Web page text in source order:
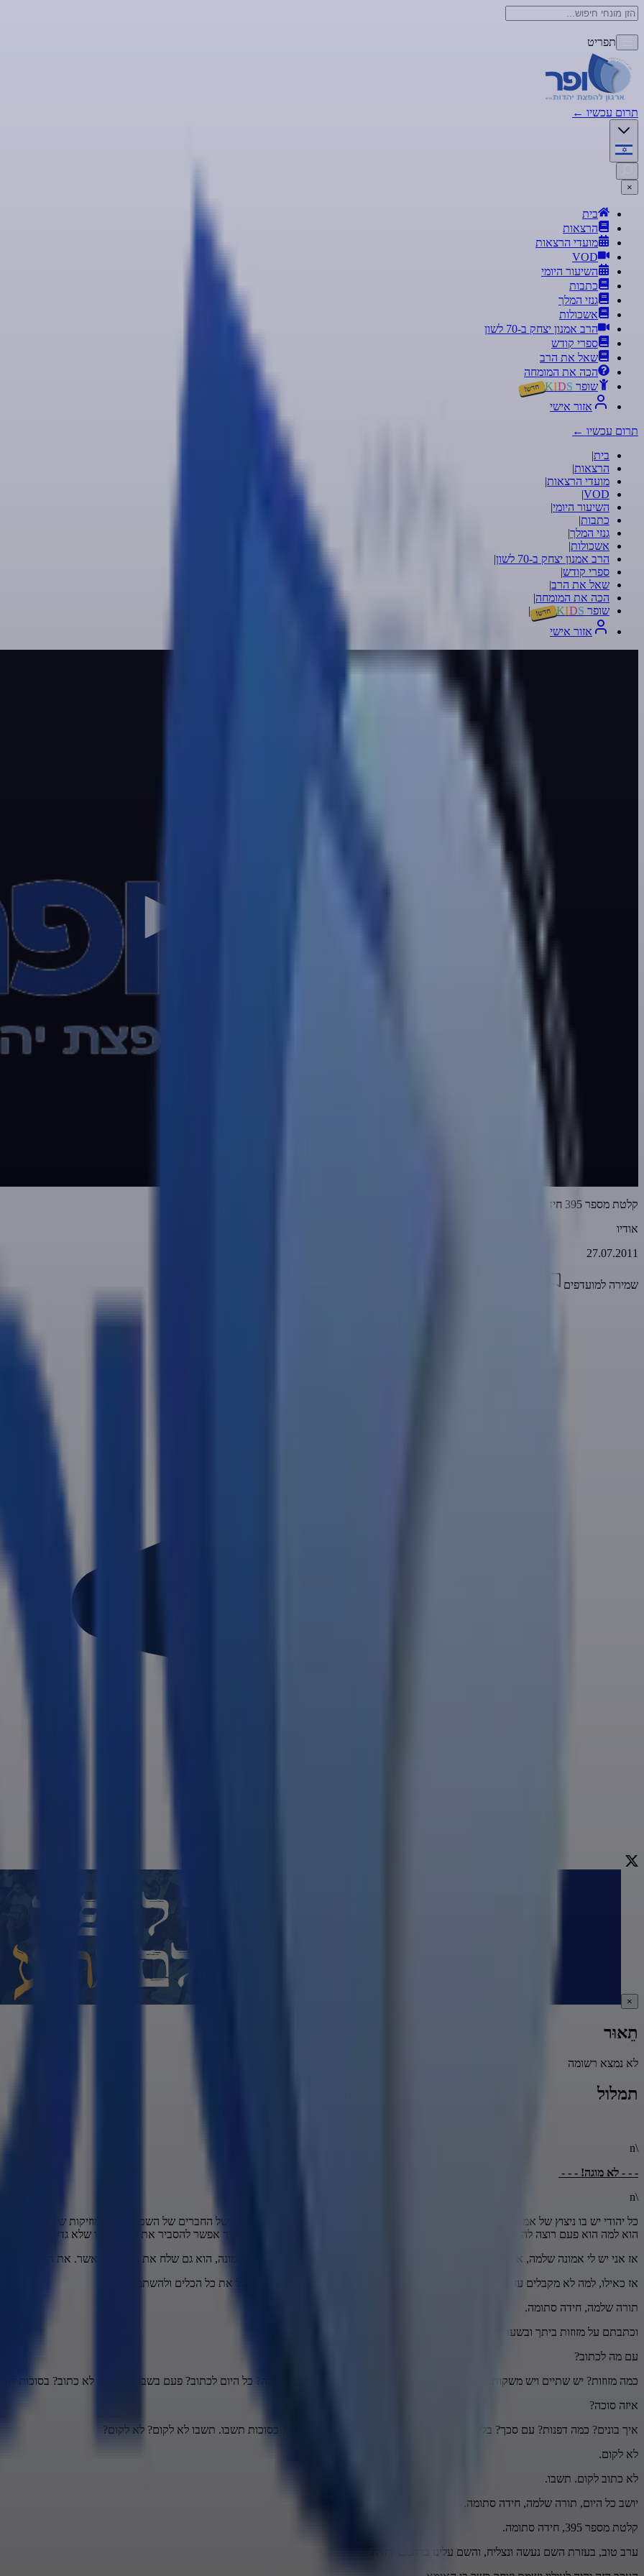
תפריט
תרום עכשיו ←
×
בית
הרצאות
מועדי הרצאות
VOD
השיעור היומי
כתבות
גנזי המלך
אשכולות
הרב אמנון יצחק ב-70 לשון
ספרי קודש
שאל את הרב
הכה את המומחה
שופר
KIDS חדש!
אזור אישי
תרום עכשיו ←
בית|
הרצאות|
מועדי הרצאות|
VOD
|
השיעור היומי|
כתבות|
גנזי המלך|
אשכולות|
הרב אמנון יצחק ב-70 לשון
|
ספרי קודש|
שאל את הרב|
הכה את המומחה|
שופר
KIDS חדש! |
אזור אישי
קלטת מספר 395 חידה סתומה
אודיו
27.07.2011
שמירה למועדפים
×
תֵאוּר
לא נמצא רשומה
תמלול
\n
- - - לא מוגה! - - -
\n
כל יהודי יש בו ניצוץ של אמת שהוא יודע מה האמת אבל הוא עטוף בקליפות של הרחוב בקליפות של החברים של השכנים של המוזיקות של הבלגנים
הוא למה הוא פעם רוצה להיות כזה פעם רוצה להיות כזאת אי אפשר לדעת מה הוא רוצה אבל איך אפשר להסביר את זה למישהו שלא גדל
אז אני יש לי אמונה שלמה, אבל בעצם, כאילו, מתי בעצם... כמו שיעקב אבינו לא רק סמך על אמונה, הוא גם שלח את הדברים לאשר. את היצר הרע
אז כאילו, למה לא מקבלים עזרה מהשם, כאילו, אם מבקשים ממנו? איך למען השם אפשר לנצל את כל הכלים ולהשתמש בהם?
תורה שלמה, חידה סתומה.
וכתבתם על מזוזות ביתך ובשעריך. מה לכתוב? כמה לכתוב? עם טוש? עם עפרות? עם עין?
עם מה לכתוב?
כמה מזוזות? יש שתיים ויש משקות. איזה מזוזה? ימנית? שמאלית? שתיהן? למעלה? למטה? כל היום לכתוב? פעם בשבוע לכתוב? לא כתוב? בסוכות
איזה סוכה?
איך בונים? כמה דפנות? עם סכך? בלי סכך. עם ניילון? עם נייר? עם מה? מתי לבנות? בסוכות תשבו. תשבו לא לקום? לא לקום?
לא לקום.
לא כתוב לקום. תשבו.
יושב כל היום, תורה שלמה, חידה סתומה.
קלטת מספר 395, חידה סתומה.
ערב טוב, בעזרת השם נעשה ונצליח, והשם עלינו ברחמם ירוויח.